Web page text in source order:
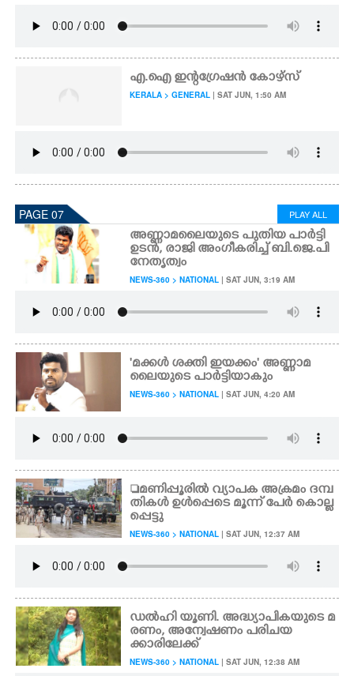
എ.ഐ ഇന്റഗ്രേഷൻ കോഴ്സ്
KERALA > GENERAL | SAT JUN, 1:50 AM
PAGE 07 PLAY ALL
അണ്ണാമലൈയുടെ പുതിയ പാർട്ടി
ഉടൻ, രാജി അംഗീകരിച്ച് ബി.ജെ.പി
നേതൃത്വം
NEWS-360 > NATIONAL | SAT JUN, 3:19 AM
'മക്കൾ ശക്തി ഇയക്കം' അണ്ണാമ
ലൈയുടെ പാർട്ടിയാകും
NEWS-360 > NATIONAL | SAT JUN, 4:20 AM
മണിപ്പൂരിൽ വ്യാപക അക്രമം ദമ്പ
തികൾ ഉൾപ്പെടെ മൂന്ന് പേർ കൊല്ല
പ്പെട്ടു
NEWS-360 > NATIONAL | SAT JUN, 12:37 AM
ഡൽഹി യൂണി. അദ്ധ്യാപികയുടെ മ
രണം, അന്വേഷണം പരിചയ
ക്കാരിലേക്ക്
NEWS-360 > NATIONAL | SAT JUN, 12:38 AM